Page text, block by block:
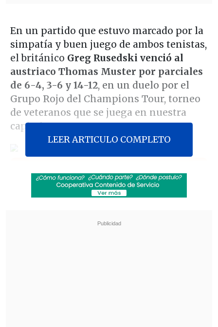
En un partido que estuvo marcado por la
simpatía y buen juego de ambos tenistas,
el británico Greg Rusedski venció al
austriaco Thomas Muster por parciales
de 6-4, 3-6 y 14-12, en un duelo por el
Grupo Rojo del Champions Tour, torneo
de veteranos que se juega en nuestra
capital.
Revisa también
Exestrella de la NFL celebró la presentación
La UC quiere retomar el rumbo ante Cobresal
LEER ARTICULO COMPLETO